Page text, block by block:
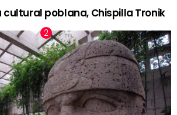
poblana, Chispilla Tronik